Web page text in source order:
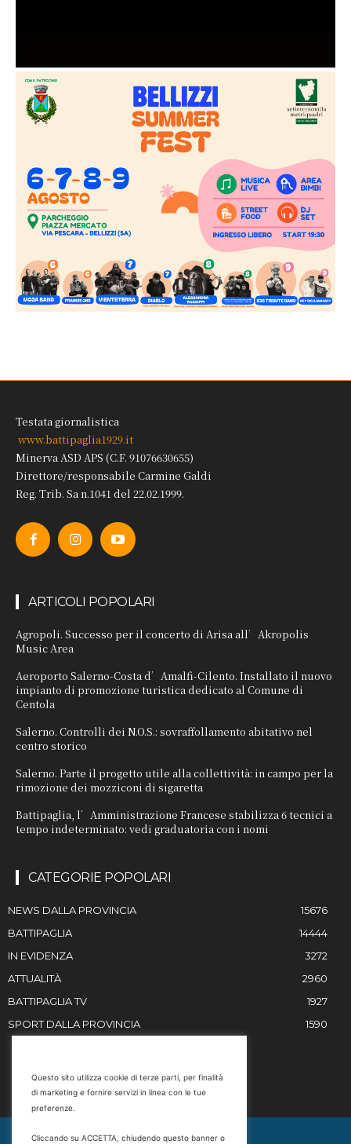
Testata giornalistica
www.battipaglia1929.it
Minerva ASD APS (C.F. 91076630655)
Direttore/responsabile Carmine Galdi
Reg. Trib. Sa n.1041 del 22.02.1999.
ARTICOLI POPOLARI
Agropoli. Successo per il concerto di Arisa all’Akropolis
Music Area
Aeroporto Salerno-Costa d’Amalfi-Cilento. Installato il nuovo
impianto di promozione turistica dedicato al Comune di
Centola
Salerno. Controlli dei N.O.S.: sovraffollamento abitativo nel
centro storico
Salerno. Parte il progetto utile alla collettività: in campo per la
rimozione dei mozziconi di sigaretta
Battipaglia, l’Amministrazione Francese stabilizza 6 tecnici a
tempo indeterminato: vedi graduatoria con i nomi
CATEGORIE POPOLARI
NEWS DALLA PROVINCIA
15676
BATTIPAGLIA
14444
IN EVIDENZA
3272
ATTUALITÀ
2960
BATTIPAGLIA TV
1927
SPORT DALLA PROVINCIA
1590
Email
Questo sito utilizza cookie di terze parti, per finalità
di marketing e fornire servizi in linea con le tue
preferenze.
Cliccando su ACCETTA, chiudendo questo banner o